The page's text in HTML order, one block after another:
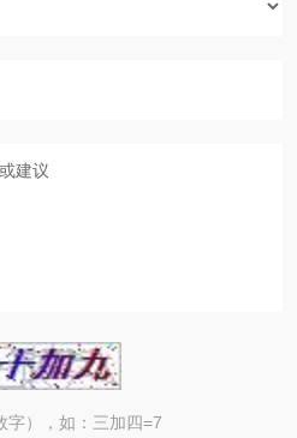
字），如：三加四=7